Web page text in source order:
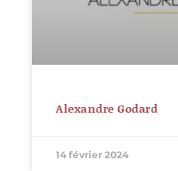
Alexandre Godard
14 février 2024